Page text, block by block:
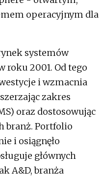
operacyjnym dla
systemów
roku 2001. Od tego
i wzmacnia
zakres
oraz dostosowując
branż. Portfolio
i osiągnęło
głównych
A&D, branża